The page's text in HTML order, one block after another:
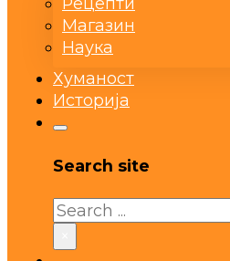
Магазин
Наука
Хуманост
Историја
Search site
Search